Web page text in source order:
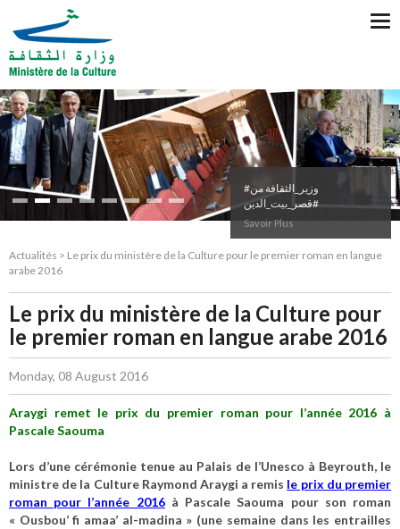
#وزير_الثقافة من
#قصر_بيت_الدين
Savoir Plus
Actualités > Le prix du ministère de la Culture pour le premier roman en langue
arabe 2016
Le prix du ministère de la Culture pour
le premier roman en langue arabe 2016
Monday, 08 August 2016
Araygi remet le prix du premier roman pour l’année 2016 à
Pascale Saouma
Lors d’une cérémonie tenue au Palais de l’Unesco à Beyrouth, le
ministre de la Culture Raymond Araygi a remis le prix du premier
roman pour l’année 2016 à Pascale Saouma pour son roman
« Ousbou’ fi amaa’ al-madina » (une semaine dans les entrailles